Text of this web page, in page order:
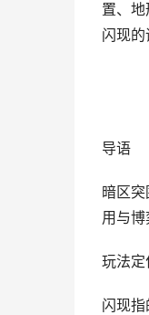
置、
闪现
导语
暗区
用与
玩法定
闪现